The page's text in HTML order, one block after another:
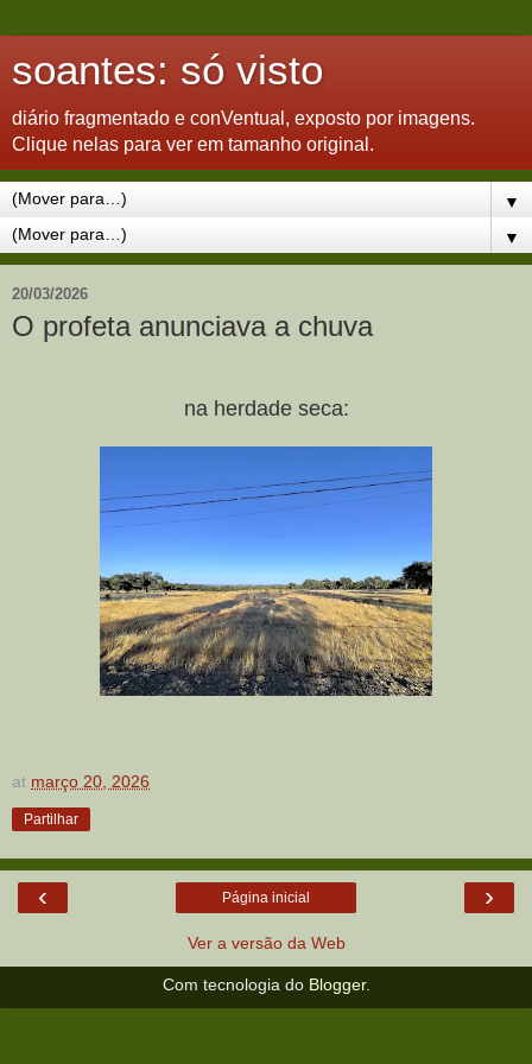
soantes: só visto
diário fragmentado e conVentual, exposto por imagens.
Clique nelas para ver em tamanho original.
▼
▼
20/03/2026
O profeta anunciava a chuva
na herdade seca:
at março 20, 2026
Partilhar
‹ ›
Página inicial
Ver a versão da Web
Com tecnologia do Blogger.